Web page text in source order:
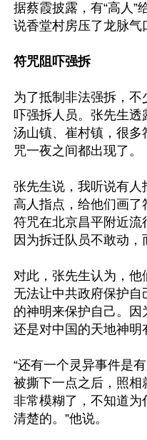
据蔡霞披露，有“高人”
说香堂村房压了龙脉气
符咒阻吓强拆
为了抵制非法强拆，不
吓强拆人员。张先生
汤山镇、崔村镇，很
咒一夜之间都出现了。
张先生说，我听说有
高人指点，给他们画
符咒在北京昌平附近流
因为拆迁队员不敢动，
对此，张先生认为，他
无法让中共政府保护
的神明来保护自己。
还是对中国的天地神明
“还有一个灵异事件是
被撕下一点之后，照相
非常模糊了，不知道为
清楚的。”他说。